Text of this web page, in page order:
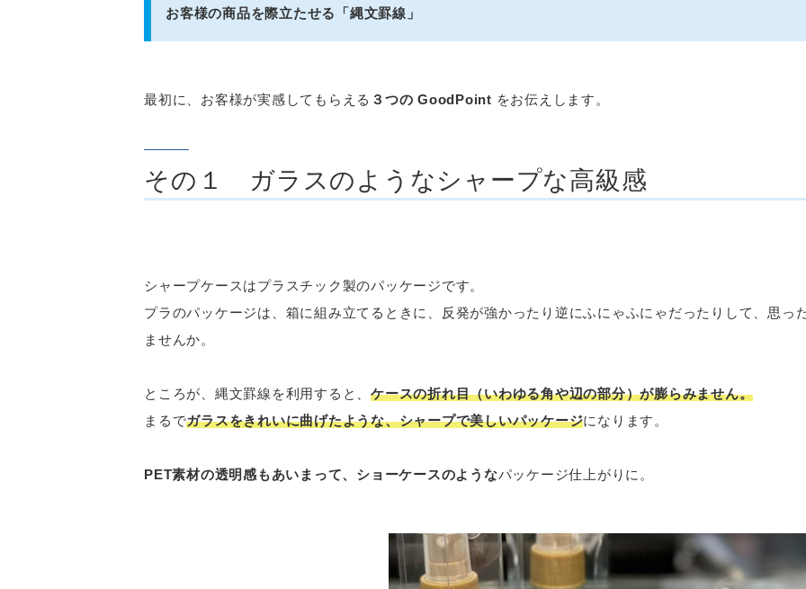
お客様の商品を際立たせる「縄文罫線」
最初に、お客様が実感してもらえる ３つの GoodPoint をお伝えします。
その１ ガラスのようなシャープな高級感
シャープケースはプラスチック製のパッケージです。
プラのパッケージは、箱に組み立てるときに、反発が強かったり逆にふにゃふにゃだったりして、思っ
ませんか。
ところが、縄文罫線を利用すると、 ケースの折れ目（いわゆる角や辺の部分）が膨らみません。
まるでガラスをきれいに曲げたような、シャープで美しいパッケージになります。
PET素材の透明感もあいまって、ショーケースのようなパッケージ仕上がりに。